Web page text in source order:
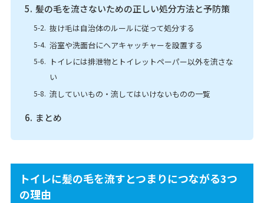
髪の毛を流さないための正しい処分方法と予防策
抜け毛は自治体のルールに従って処分する
浴室や洗面台にヘアキャッチャーを設置する
トイレには排泄物とトイレットペーパー以外を流さな
い
流していいもの・流してはいけないものの一覧
まとめ
トイレに髪の毛を流すとつまりにつながる3つ
の理由